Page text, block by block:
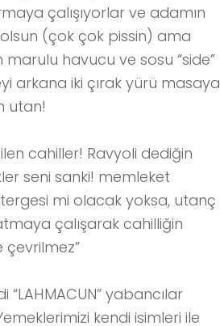
çalışıyorlar ve adamın
(çok çok pissin) ama
havucu ve sosu “side”
arkana iki çırak yürü masaya
utan!
cahiller! Ravyoli dediğin
seni sanki! memleket
mi olacak yoksa, utanç
çalışarak cahilliğin
çevrilmez”
yabancılar
kendi isimleri ile